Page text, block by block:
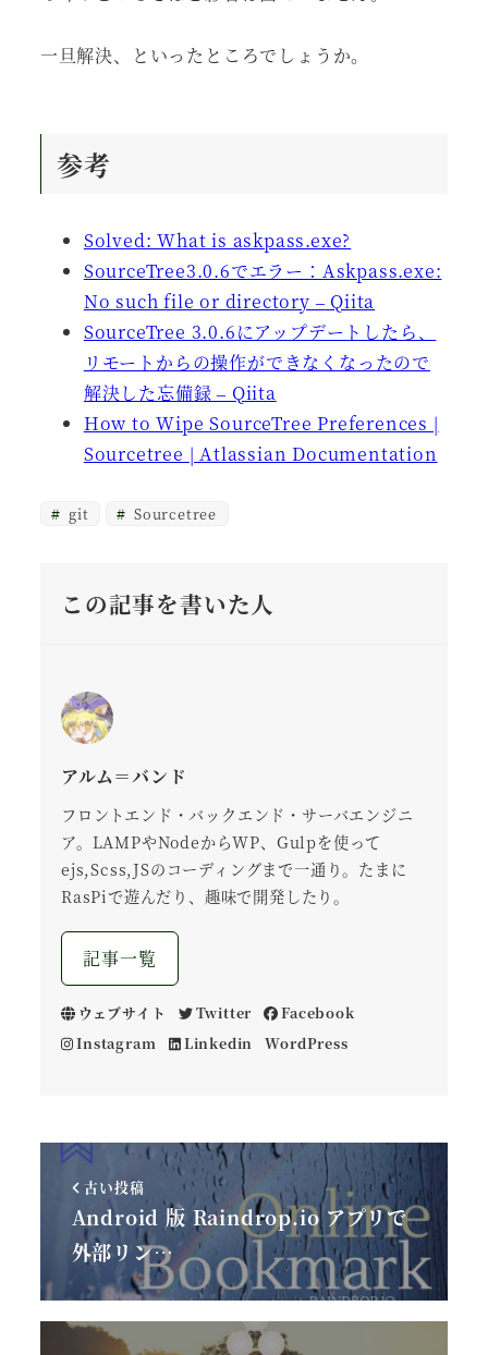
一旦解決、といったところでしょうか。
参考
Solved: What is askpass.exe?
SourceTree3.0.6でエラー：Askpass.exe:
No such file or directory – Qiita
SourceTree 3.0.6にアップデートしたら、
リモートからの操作ができなくなったので
解決した忘備録 – Qiita
How to Wipe SourceTree Preferences |
Sourcetree | Atlassian Documentation
git Sourcetree
この記事を書いた人
アルム＝バンド
フロントエンド・バックエンド・サーバエンジニ
ア。LAMPやNodeからWP、Gulpを使って
ejs,Scss,JSのコーディングまで一通り。たまに
RasPiで遊んだり、趣味で開発したり。
記事一覧
ウェブサイト Twitter
Facebook
Instagram
Linkedin WordPress
古い投稿
Android 版 Raindrop.io アプリで
外部リン…